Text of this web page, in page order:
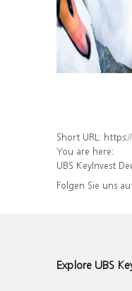
Short URL: https://
You are here:
UBS KeyInvest
Folgen Sie uns
Explore UBS